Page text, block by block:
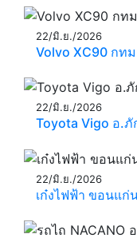
22/มิ.ย./2026
Volvo XC90 กท
22/มิ.ย./2026
Toyota Vigo อ.
22/มิ.ย./2026
เก๋งไฟฟ้า ขอนแ